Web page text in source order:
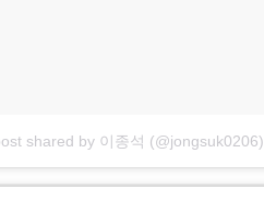
shared by 이종석 (@jongsuk0206)